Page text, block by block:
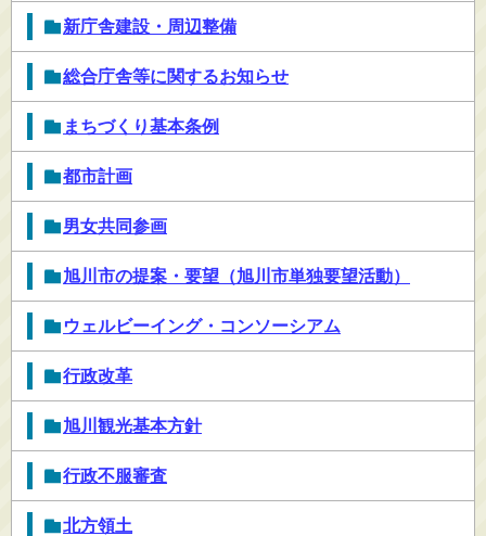
新庁舎建設・周辺整備
総合庁舎等に関するお知らせ
まちづくり基本条例
都市計画
男女共同参画
旭川市の提案・要望（旭川市単独要望活動）
ウェルビーイング・コンソーシアム
行政改革
旭川観光基本方針
行政不服審査
北方領土